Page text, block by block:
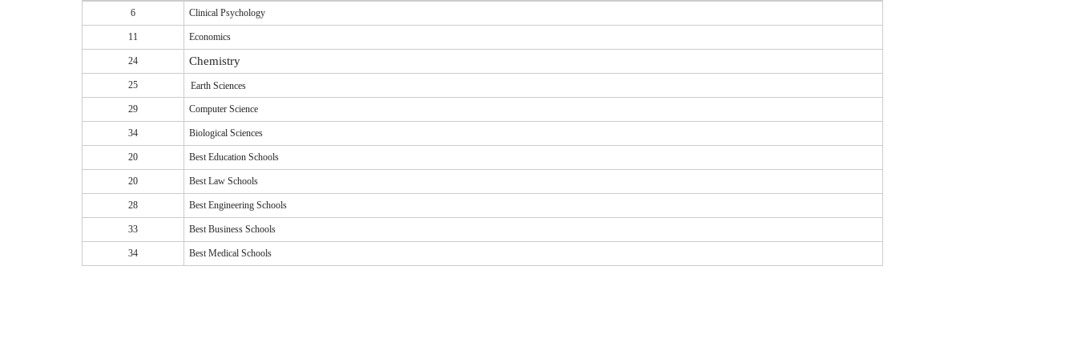
6 Clinical Psychology
11 Economics
24 Chemistry
25 Earth Sciences
29 Computer Science
34 Biological Sciences
20 Best Education Schools
20 Best Law Schools
28 Best Engineering Schools
33 Best Business Schools
34 Best Medical Schools